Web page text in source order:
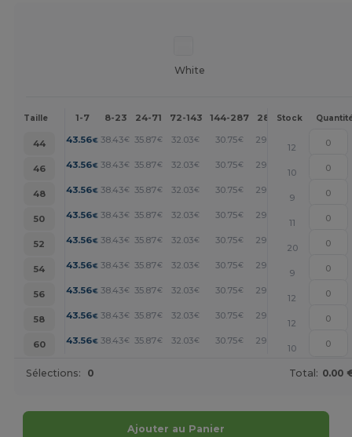
White
Taille 1-7 8-23 24-71 72-143 144-287 288 + Plus
Stock
44 43.56€ 38.43€ 35.87€ 32.03€ 30.75€ 29.47
12
46
43.56€ 38.43€ 35.87€ 32.03€ 30.75€ 29.47
10
48
43.56€ 38.43€ 35.87€ 32.03€ 30.75€ 29.47
9
50
43.56€ 38.43€ 35.87€ 32.03€ 30.75€ 29.47
11
52
43.56€ 38.43€ 35.87€ 32.03€ 30.75€ 29.47 +
20
54
43.56€ 38.43€ 35.87€ 32.03€ 30.75€ 29.47
9
56
43.56€ 38.43€ 35.87€ 32.03€ 30.75€ 29.47
12
58
43.56€ 38.43€ 35.87€ 32.03€ 30.75€ 29.47
12
60
43.56€ 38.43€ 35.87€ 32.03€ 30.75€ 29.47
10
Sélections: 0 Total: 0.00
Ajouter au Panier